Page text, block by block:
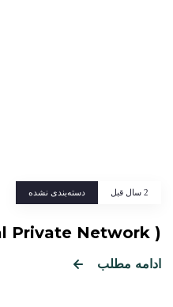
2 سال قبل دسته‌بندی نشده
Private Network )
ادامه مطلب